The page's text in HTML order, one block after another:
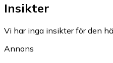
Insikter
Vi har inga insikter för den
Annons